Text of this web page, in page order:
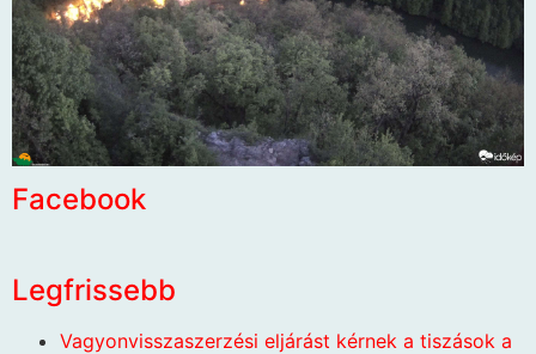
Facebook
Legfrissebb
Vagyonvisszaszerzési eljárást kérnek a tiszások a